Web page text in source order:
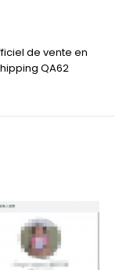
de vente en
QA62